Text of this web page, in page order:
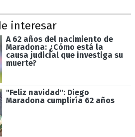
interesar
A 62 años del nacimiento de
Maradona: ¿Cómo está la
causa judicial que investiga su
muerte?
"Feliz navidad": Diego
Maradona cumpliría 62 años